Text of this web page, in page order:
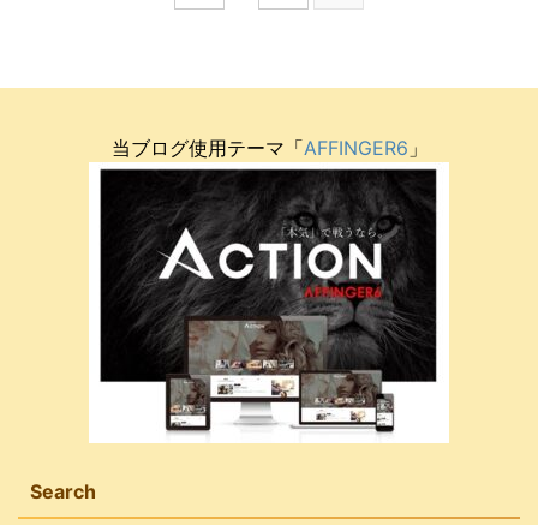
当ブログ使用テーマ「AFFINGER6 」
Search